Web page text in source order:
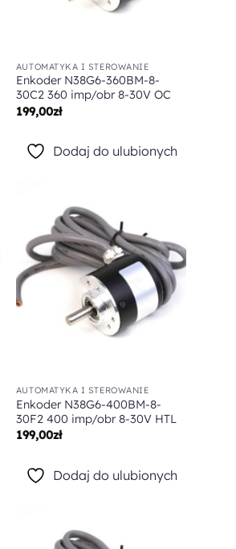
AUTOMATYKA I STEROWANIE
Enkoder N38G6-360BM-8-
30C2 360 imp/obr 8-30V OC
199,00zł
Dodaj do ulubionych
ulubionych
AUTOMATYKA I STEROWANIE
Enkoder N38G6-400BM-8-
30F2 400 imp/obr 8-30V HTL
199,00zł
Dodaj do ulubionych